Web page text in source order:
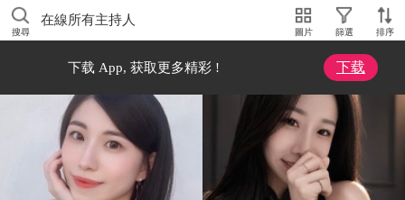
搜尋
在線所有主持人
圖片 篩選 排序
下载 App, 获取更多精彩 ! 下载